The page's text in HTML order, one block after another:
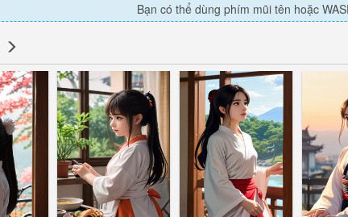
Bạn có thể dùng phím mũi tên hoặc